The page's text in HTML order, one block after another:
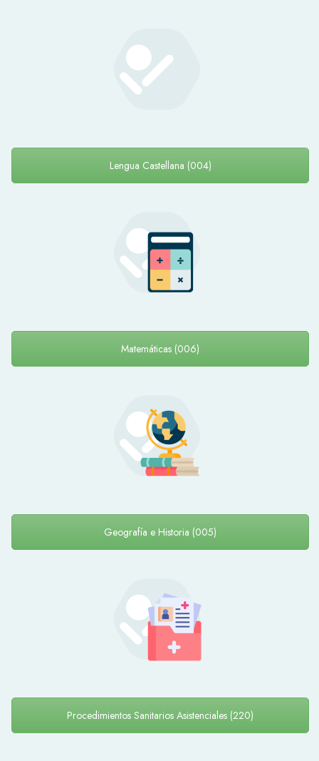
Lengua Castellana (004)
Matemáticas (006)
Geografía e Historia (005)
Procedimientos Sanitarios Asistenciales (220)